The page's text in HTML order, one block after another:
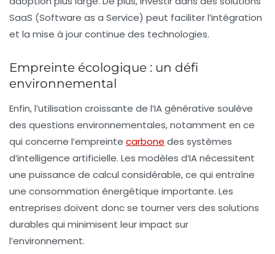
SaaS (Software as a Service) peut faciliter l’intégration
et la mise à jour continue des technologies.
Empreinte écologique : un défi
environnemental
Enfin, l’utilisation croissante de l’IA générative soulève
des questions environnementales, notamment en ce
qui concerne l’empreinte carbone des systèmes
d’intelligence artificielle. Les modèles d’IA nécessitent
une puissance de calcul considérable, ce qui entraîne
une consommation énergétique importante. Les
entreprises doivent donc se tourner vers des solutions
durables qui minimisent leur impact sur
l’environnement.